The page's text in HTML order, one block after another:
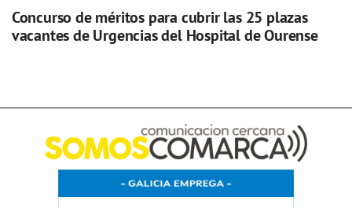
Concurso de méritos para cubrir las 25 plazas
vacantes de Urgencias del Hospital de Ourense